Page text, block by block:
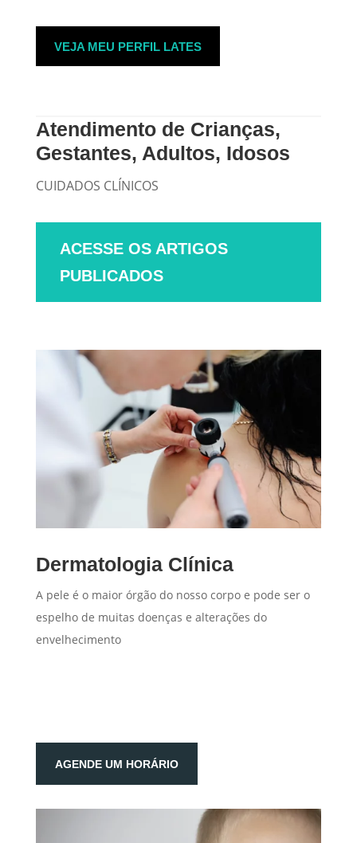
VEJA MEU PERFIL LATES
Atendimento de Crianças,
Gestantes, Adultos, Idosos
CUIDADOS CLÍNICOS
ACESSE OS ARTIGOS
PUBLICADOS
Dermatologia Clínica
A pele é o maior órgão do nosso corpo e pode ser o
espelho de muitas doenças e alterações do
envelhecimento
AGENDE UM HORÁRIO